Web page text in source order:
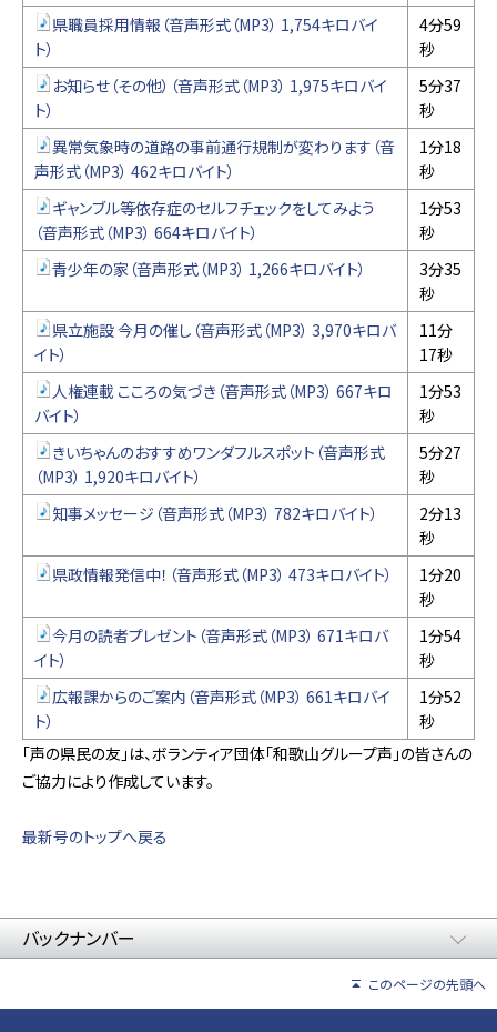
県職員採用情報（音声形式（MP3） 1,754キロバイ
ト）
4分59
秒
お知らせ（その他）（音声形式（MP3） 1,975キロバイ
ト）
5分37
秒
異常気象時の道路の事前通行規制が変わります（音
声形式（MP3） 462キロバイト）
1分18
秒
ギャンブル等依存症のセルフチェックをしてみよう
（音声形式（MP3） 664キロバイト）
1分53
秒
青少年の家（音声形式（MP3） 1,266キロバイト）
3分35
秒
県立施設 今月の催し（音声形式（MP3） 3,970キロバ
イト）
11分
17秒
人権連載 こころの気づき（音声形式（MP3） 667キロ
バイト）
1分53
秒
きいちゃんのおすすめワンダフルスポット（音声形式
（MP3） 1,920キロバイト）
5分27
秒
知事メッセージ（音声形式（MP3） 782キロバイト）
2分13
秒
県政情報発信中！（音声形式（MP3） 473キロバイト）
1分20
秒
今月の読者プレゼント（音声形式（MP3） 671キロバ
イト）
1分54
秒
広報課からのご案内（音声形式（MP3） 661キロバイ
ト）
1分52
秒
「声の県民の友」は、ボランティア団体「和歌山グループ声」の皆さんの
ご協力により作成しています。
最新号のトップへ戻る
バックナンバー
このページの先頭へ